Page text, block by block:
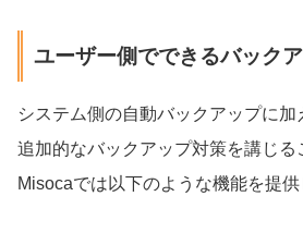
ユーザー側でできるバック
システム側の自動バックアップに加
追加的なバックアップ対策を講じる
Misocaでは以下のような機能を提供